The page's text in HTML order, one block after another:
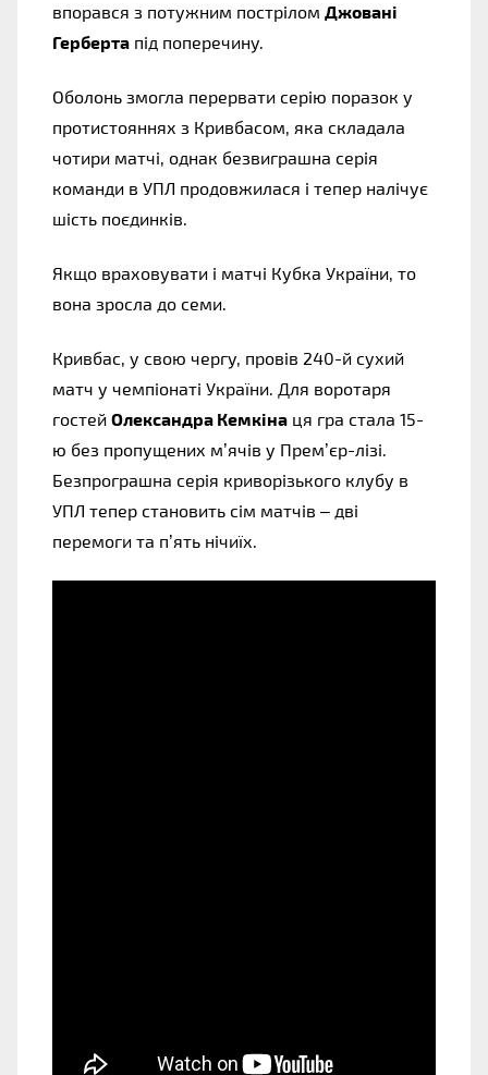
впорався з потужним пострілом Джовані
Герберта під поперечину.
Оболонь змогла перервати серію поразок у
протистояннях з Кривбасом, яка складала
чотири матчі, однак безвиграшна серія
команди в УПЛ продовжилася і тепер налічує
шість поєдинків.
Якщо враховувати і матчі Кубка України, то
вона зросла до семи.
Кривбас, у свою чергу, провів 240-й сухий
матч у чемпіонаті України. Для воротаря
гостей Олександра Кемкіна ця гра стала 15-
ю без пропущених м’ячів у Прем’єр-лізі.
Безпрограшна серія криворізького клубу в
УПЛ тепер становить сім матчів – дві
перемоги та п’ять нічиїх.